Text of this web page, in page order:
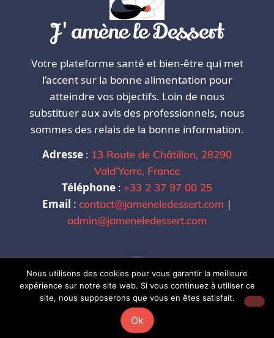
J'amène le Dessert
Votre plateforme santé et bien-être qui met
l’accent sur la bonne alimentation pour
atteindre vos objectifs. Loin de nous
substituer aux avis des professionnels, nous
sommes des relais de la bonne information.
Adresse : 13 Route de Châtillon, 28290
Vald’Yerre, France
Téléphone : +33 2 37 97 00 25
Email : contact@jameneledessert.com |
admin@jameneledessert.com
Copyright @2024. @J'amène le Dessert . Tous
Droits Réservés
Nous utilisons des cookies pour vous garantir la meilleure
expérience sur notre site web. Si vous continuez à utiliser ce
site, nous supposerons que vous en êtes satisfait.
Ok